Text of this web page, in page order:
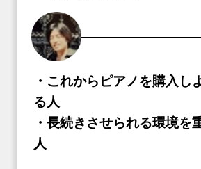
・これからピアノを購入し
る人
・長続きさせられる環境を
人